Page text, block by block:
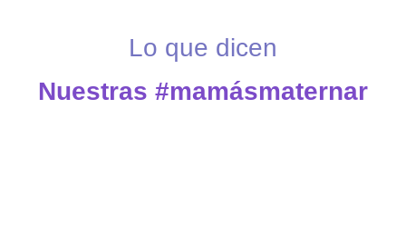
Lo que dicen
Nuestras #mamásmaternar